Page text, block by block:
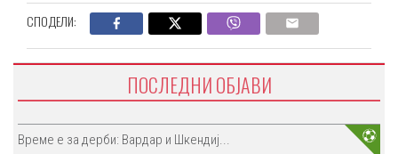
СПОДЕЛИ:
ПОСЛЕДНИ ОБЈАВИ
Време е за дерби: Вардар и Шкендиј...